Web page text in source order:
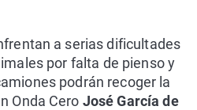
a serias dificultades
por falta de pienso y
podrán recoger la
Onda Cero José García de